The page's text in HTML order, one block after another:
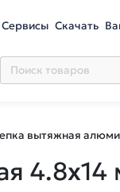
Сервисы Скачать
вытяжная